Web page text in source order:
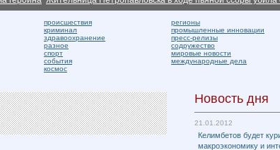
происшествия
криминал
здравоохранение
разное
спорт
события
космос
регионы
промышленные инновации
пресс-релизы
содружество
мировые новости
международные дела
Новость дня
21.01.2012
Келимбетов будет
макроэкономику и